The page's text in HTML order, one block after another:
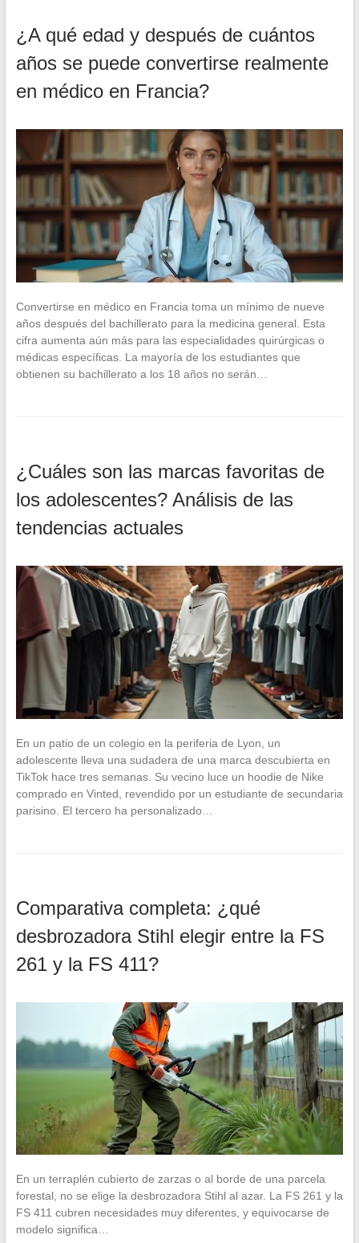
¿A qué edad y después de cuántos
años se puede convertirse realmente
en médico en Francia?
Convertirse en médico en Francia toma un mínimo de nueve
años después del bachillerato para la medicina general. Esta
cifra aumenta aún más para las especialidades quirúrgicas o
médicas específicas. La mayoría de los estudiantes que
obtienen su bachillerato a los 18 años no serán…
¿Cuáles son las marcas favoritas de
los adolescentes? Análisis de las
tendencias actuales
En un patio de un colegio en la periferia de Lyon, un
adolescente lleva una sudadera de una marca descubierta en
TikTok hace tres semanas. Su vecino luce un hoodie de Nike
comprado en Vinted, revendido por un estudiante de secundaria
parisino. El tercero ha personalizado…
Comparativa completa: ¿qué
desbrozadora Stihl elegir entre la FS
261 y la FS 411?
En un terraplén cubierto de zarzas o al borde de una parcela
forestal, no se elige la desbrozadora Stihl al azar. La FS 261 y la
FS 411 cubren necesidades muy diferentes, y equivocarse de
modelo significa…